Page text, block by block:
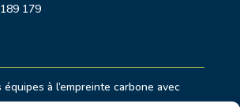
179
à l’empreinte carbone avec